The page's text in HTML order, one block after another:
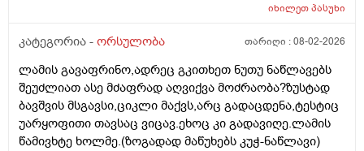
იხილეთპასუხი
კატეგორია - ორსულობა თარიღი :08-02-2026
ლამის გავაფრინო,ადრეც გკითხეთ ნუთუ ნაწლავებს
შეუძლიათ ასე მძაფრად აღვიქვა მოძრაობა?ზუსტად
ბავშვის მსგავსი,ციკლი მაქვს,არც გადაცდენა,ტესტიც
უარყოფითი თავსაც ვიცავ.ეხოც კი გადავიღე.ლამის
წამივხტე ხოლმე.(ზოგადად მაწუხებს კუჭ-ნაწლავი)